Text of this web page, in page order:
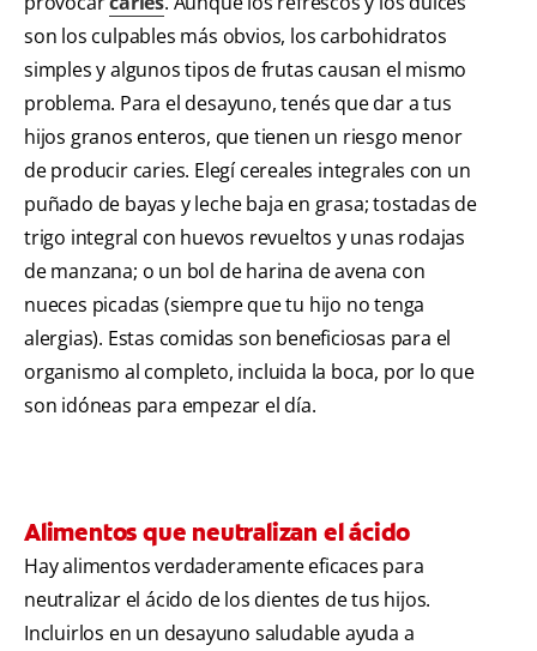
son los culpables más obvios, los carbohidratos
simples y algunos tipos de frutas causan el mismo
problema. Para el desayuno, tenés que dar a tus
hijos granos enteros, que tienen un riesgo menor
de producir caries. Elegí cereales integrales con un
puñado de bayas y leche baja en grasa; tostadas de
trigo integral con huevos revueltos y unas rodajas
de manzana; o un bol de harina de avena con
nueces picadas (siempre que tu hijo no tenga
alergias). Estas comidas son beneficiosas para el
organismo al completo, incluida la boca, por lo que
son idóneas para empezar el día.
Alimentos que neutralizan el ácido
Hay alimentos verdaderamente eficaces para
neutralizar el ácido de los dientes de tus hijos.
Incluirlos en un desayuno saludable ayuda a